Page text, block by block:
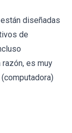
diseñadas
de
es muy